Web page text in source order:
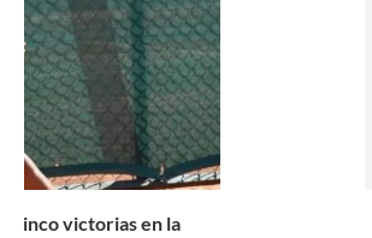
Taylor Fritz supera al valiente Jerome